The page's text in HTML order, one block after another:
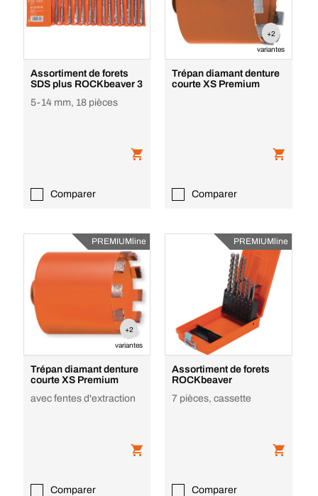
Assortiment de forets
SDS plus ROCKbeaver 3
5-14 mm, 18 pièces
Comparer
+2
variantes
Trépan diamant denture
courte XS Premium
Comparer
PREMIUMline
+2
variantes
Trépan diamant denture
courte XS Premium
avec fentes d'extraction
Comparer
PREMIUMline
Assortiment de forets
ROCKbeaver
7 pièces, cassette
Comparer